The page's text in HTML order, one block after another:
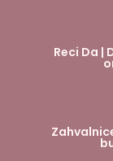
Reci Da |